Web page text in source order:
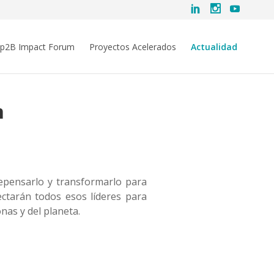
Impact Forum Proyectos Acelerados Actualidad
y transformarlo para
todos esos líderes para
y del planeta.